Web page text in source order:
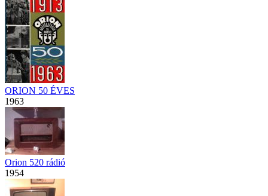
ORION 50 ÉVES
1963
Orion 520 rádió
1954